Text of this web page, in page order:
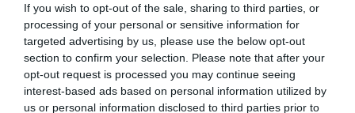
If you wish to opt-out of the sale, sharing to third parties, or
processing of your personal or sensitive information for
targeted advertising by us, please use the below opt-out
section to confirm your selection. Please note that after your
opt-out request is processed you may continue seeing
interest-based ads based on personal information utilized by
us or personal information disclosed to third parties prior to
https://t.co/IKgyUiawpn
— FAM del Mundo (@famdelmundo)June 5,
2023